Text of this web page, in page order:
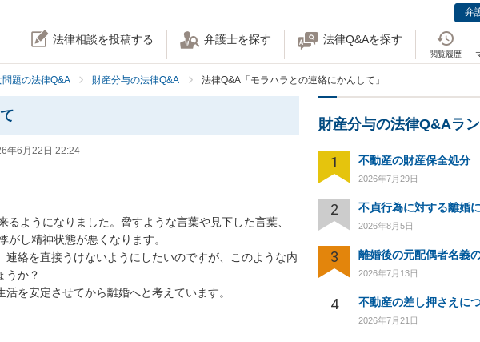
弁
法律相談を投稿する 弁護士を探す 法律Q&Aを探す
閲覧履歴
題の法律Q&A 財産分与の法律Q&A 法律Q&A「モラハラとの連絡にかんして」
年6月22日 22:24
ようになりました。脅すような言葉や見下した言葉、
し精神状態が悪くなります。
絡を直接うけないようにしたいのですが、このような内
うか？
を安定させてから離婚へと考えています。
財産分与の法律Q&Aラ
1 不動産の財産保全処分
2026年7月29日
2
2026年8月5日
3
2026年7月13日
4 不動産の差し押さえに
2026年7月21日